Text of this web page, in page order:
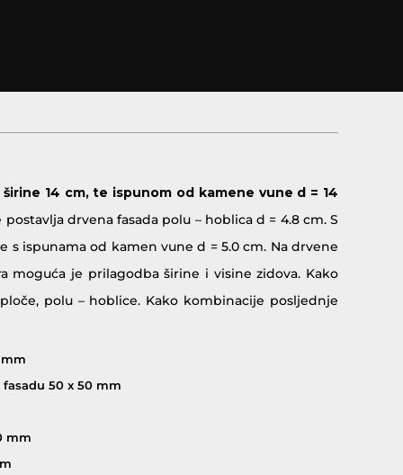
14 cm, te ispunom od kamene vune d = 14
drvena fasada polu – hoblica d = 4.8 cm. S
s ispunama od kamen vune d = 5.0 cm. Na drvene
moguća je prilagodba širine i visine zidova. Kako
polu – hoblice. Kako kombinacije posljednje
mm
50 x 50 mm
mm